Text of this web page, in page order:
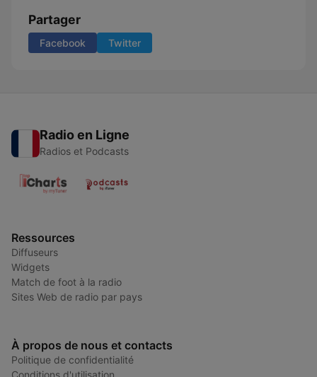
Partager
Facebook Twitter
Radio en Ligne
Radios et Podcasts
Ressources
Diffuseurs
Widgets
Match de foot à la radio
Sites Web de radio par pays
À propos de nous et contacts
Politique de confidentialité
Conditions d'utilisation